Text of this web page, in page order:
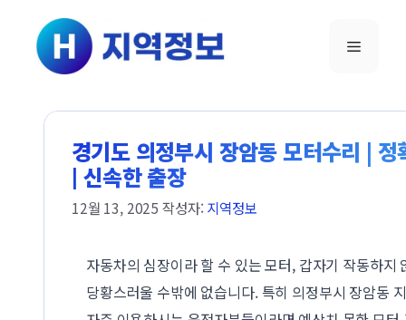
건너뛰기
메뉴
경기도 의정부시 장암동 모터수리 |
| 신속한 출장
12월 13, 2025 작성자: 지역정보
자동차의 심장이라 할 수 있는 모터, 갑자기 작동하지
당황스러울 수밖에 없습니다. 특히 의정부시 장암동